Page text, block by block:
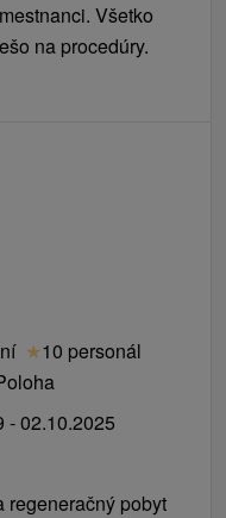
Všetko
na procedúry.
★10 personál
- 02.10.2025
regeneračný pobyt